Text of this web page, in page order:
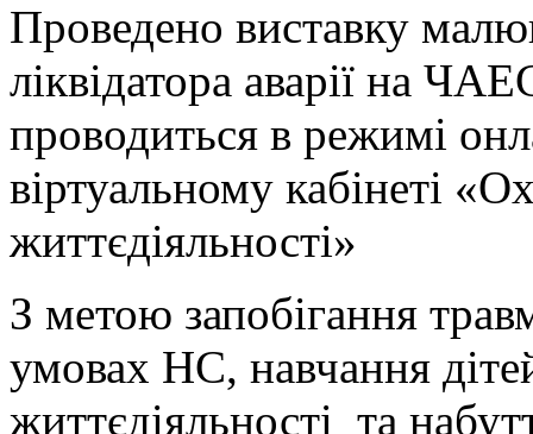
Проведено виставку
ліквідатора аварії на
проводиться в режимі
віртуальному кабінеті
життєдіяльності»
З метою запобігання
умовах НС, навчання
життєдіяльності та